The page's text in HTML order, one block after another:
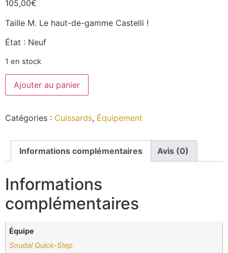
105,00€
Taille M. Le haut-de-gamme Castelli !
État : Neuf
1 en stock
Ajouter au panier
Catégories : Cuissards, Équipement
Informations complémentaires Avis (0)
Informations
complémentaires
Équipe
Soudal Quick-Step